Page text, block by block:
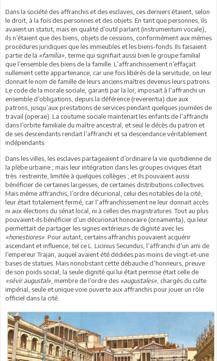
Dans la société des affranchis et des esclaves, ces derniers étaient, selon
le droit, à la fois des personnes et des objets. En tant que personnes, ils
avaient un statut, mais en qualité d’outil parlant (instrumentum vocale),
ils n’étaient que des biens, objets de cessions, conformément aux mêmes
procédures juridiques que les immeubles et les biens-fonds. Ils faisaient
partie de la «familia» , terme qui signifiait aussi bien le groupe familial
que l’ensemble des biens de la famille. L’affranchissement n’effaçait
nullement cette appartenance, car une fois libérés de la servitude, on leur
donnait le nom de famille de leurs anciens maîtres devenus leurs patrons.
Le code de la morale sociale, garanti par la loi, imposait à l’affranchi un
ensemble d’obligations, depuis la déférence (reverentia) due aux
patrons, jusqu’aux prestations de services pendant quelques journées de
travail (operae). La coutume sociale maintenait les enfants de l’affranchi
dans l’orbite familiale du maître ancestral, et seul le décès du patron et
de ses descendants rendait l’affranchi et sa descendance véritablement
indépendants.
Dans les villes, les esclaves partageaient d’ordinaire la vie quotidienne de
la plèbe urbaine ; mais leur intégration dans les groupes civiques était
très restreinte, limitée à quelques collèges ; et ils pouvaient aussi
bénéficier de certaines largesses, de certaines distributions collectives.
Mais même affranchis, l’ordre décurional, celui des notables de la cité,
leur était totalement fermé, car l’affranchissement ne leur donnait accès
ni aux élections du sénat local, ni à celles des magistratures. Tout au plus
pouvaient-ils bénéficier d’un décurionat honoraire (ornamenta), qui leur
permettait de partager les signes extérieurs de dignité avec les
«honestiores» . Pour autant, certains affranchis pouvaient acquérir
ascendant et influence, tel ce L. Licinius Secundus, l’affranchi d’un ami de
l’empereur Trajan, auquel avaient été dédiées pas moins de vingt-et-une
bases de statues. Mais nonobstant cette débauche d’honneurs, preuve
de son poids social, la seule dignité qui lui était permise était celle de
«sévir augustal» , membre de l’ordre des «augustales» , chargés du culte
impérial, seule et unique voie ouverte aux affranchis pour jouer un rôle
officiel dans la cité.